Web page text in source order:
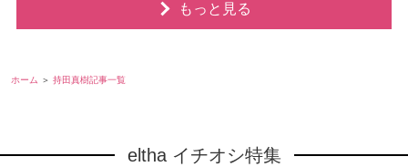
もっと見る
ホーム 持田真樹記事一覧
eltha イチオシ特集